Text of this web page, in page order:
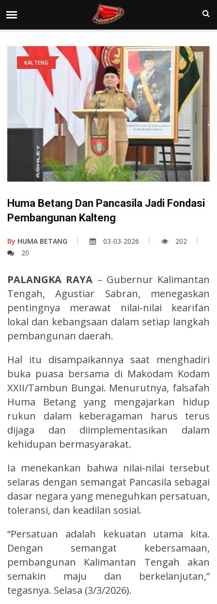
KALTENG
Huma Betang Dan Pancasila Jadi Fondasi
Pembangunan Kalteng
By HUMA BETANG 03-03-2026
202
20
PALANGKA RAYA – Gubernur Kalimantan
Tengah, Agustiar Sabran, menegaskan
pentingnya merawat nilai-nilai kearifan
lokal dan kebangsaan dalam setiap langkah
pembangunan daerah.
Hal itu disampaikannya saat menghadiri
buka puasa bersama di Makodam Kodam
XXII/Tambun Bungai. Menurutnya, falsafah
Huma Betang yang mengajarkan hidup
rukun dalam keberagaman harus terus
dijaga dan diimplementasikan dalam
kehidupan bermasyarakat.
Ia menekankan bahwa nilai-nilai tersebut
selaras dengan semangat Pancasila sebagai
dasar negara yang meneguhkan persatuan,
toleransi, dan keadilan sosial.
“Persatuan adalah kekuatan utama kita.
Dengan semangat kebersamaan,
pembangunan Kalimantan Tengah akan
semakin maju dan berkelanjutan,”
tegasnya. Selasa (3/3/2026).